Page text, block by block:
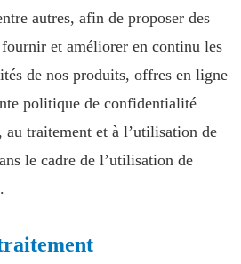
autres, afin de proposer des
et améliorer en continu les
de nos produits, offres en ligne
politique de confidentialité
au traitement et à l’utilisation de
le cadre de l’utilisation de